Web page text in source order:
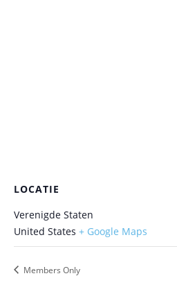
LOCATIE
Verenigde Staten
United States + Google Maps
Members Only